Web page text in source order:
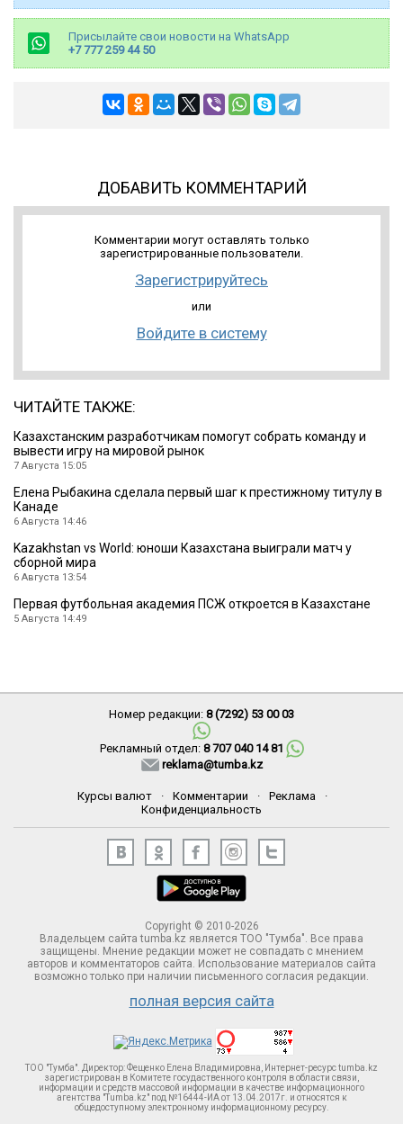
Присылайте свои новости на WhatsApp
+7 777 259 44 50
ДОБАВИТЬ КОММЕНТАРИЙ
Комментарии могут оставлять только
зарегистрированные пользователи.
Зарегистрируйтесь
или
Войдите в систему
ЧИТАЙТЕ ТАКЖЕ:
Казахстанским разработчикам помогут собрать команду и
вывести игру на мировой рынок
7 Августа 15:05
Елена Рыбакина сделала первый шаг к престижному титулу в
Канаде
6 Августа 14:46
Kazakhstan vs World: юноши Казахстана выиграли матч у
сборной мира
6 Августа 13:54
Первая футбольная академия ПСЖ откроется в Казахстане
5 Августа 14:49
Номер редакции: 8 (7292) 53 00 03
Рекламный отдел: 8 707 040 14 81
reklama@tumba.kz
Курсы валют · Комментарии · Реклама
·
Конфиденциальность
Copyright © 2010-2026
Владельцем сайта tumba.kz является ТОО "Тумба". Все права
защищены. Мнение редакции может не совпадать с мнением
авторов и комментаторов сайта. Использование материалов сайта
возможно только при наличии письменного согласия редакции.
полная версия сайта
ТОО "Тумба". Директор: Фещенко Елена Владимировна, Интернет-ресурс tumba.kz
зарегистрирован в Комитете госудаственного контроля в области связи,
информации и средств массовой информации в качестве информационного
агентства "Tumba.kz" под №16444-ИА от 13.04.2017г. и относятся к
общедоступному электронному информационному ресурсу.